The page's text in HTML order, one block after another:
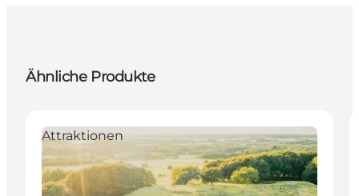
Ähnliche Produkte
Attraktionen